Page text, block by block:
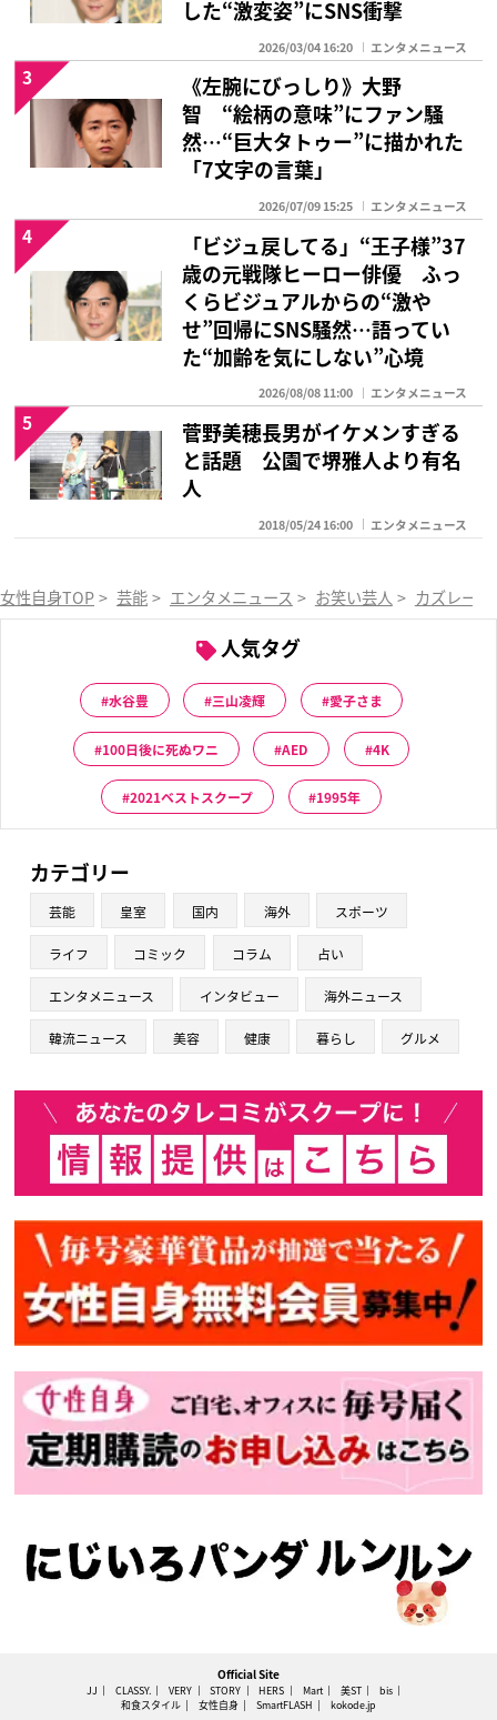
した“激変姿”にSNS衝撃
2026/03/04 16:20 エンタメニュース
《左腕にびっしり》大野
智 “絵柄の意味”にファン騒
然…“巨大タトゥー”に描かれた
「7文字の言葉」
2026/07/09 15:25 エンタメニュース
3
「ビジュ戻してる」“王子様”37
歳の元戦隊ヒーロー俳優 ふっ
くらビジュアルからの“激や
せ”回帰にSNS騒然…語ってい
た“加齢を気にしない”心境
2026/08/08 11:00 エンタメニュース
4
菅野美穂長男がイケメンすぎる
と話題 公園で堺雅人より有名
人
2018/05/24 16:00 エンタメニュース
5
女性自身TOP > 芸能 > エンタメニュース > お笑い芸人 > カズレーザ
人気タグ
水谷豊 三山凌輝 愛子さま
100日後に死ぬワニ AED 4K
2021ベストスクープ 1995年
カテゴリー
芸能 皇室 国内 海外 スポーツ
ライフ コミック コラム 占い
エンタメニュース インタビュー 海外ニュース
韓流ニュース 美容 健康 暮らし グルメ
Official Site
JJ CLASSY. VERY STORY HERS Mart 美ST
bis
和食スタイル
女性自身 SmartFLASH kokode.jp